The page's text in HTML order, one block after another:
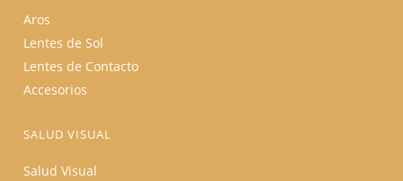
Aros
Lentes de Sol
Lentes de Contacto
Accesorios
SALUD VISUAL
Salud Visual